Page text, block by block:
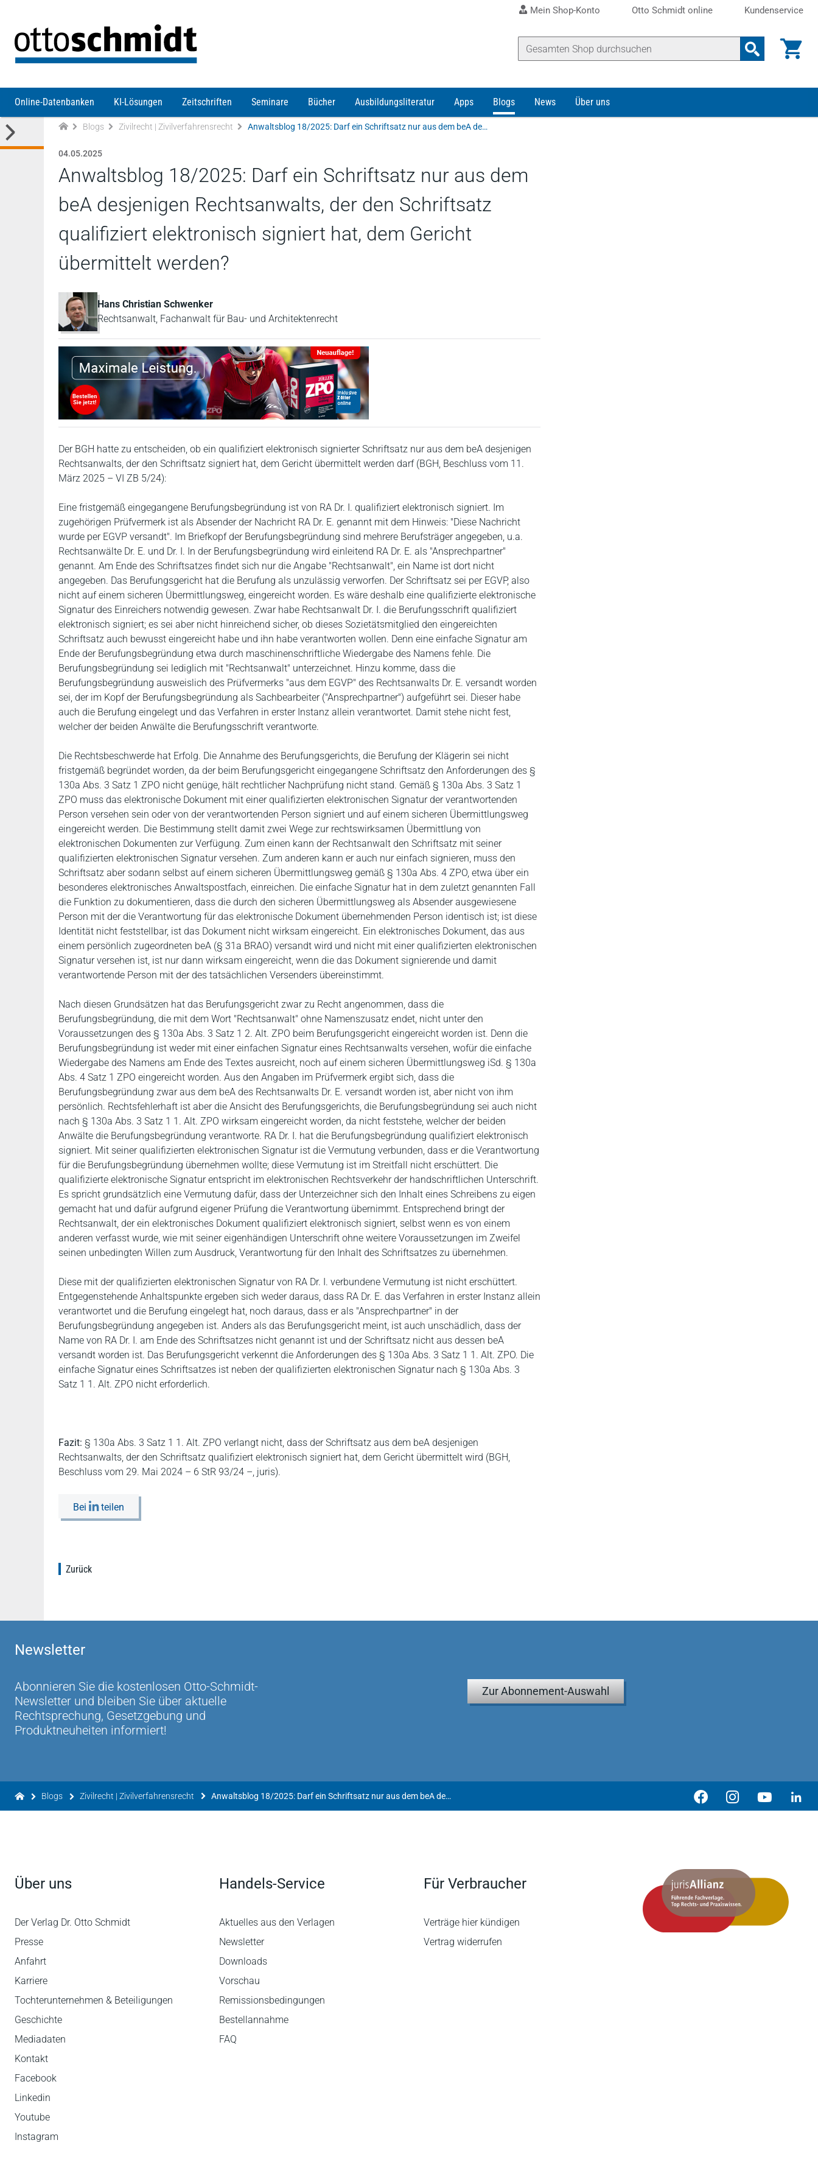
Mein Shop-Konto Otto Schmidt online Kundenservice
Online-Datenbanken KI-Lösungen Zeitschriften Seminare Bücher Ausbildungsliteratur Apps Blogs News Über uns
Blogs Zivilrecht | Zivilverfahrensrecht Anwaltsblog 18/2025: Darf ein Schriftsatz nur aus dem beA desjenigen Rechtsanwalts, der den Schriftsatz qualifiziert elektronisch signiert hat, dem Gericht übermittelt werden?
04.05.2025
Anwaltsblog 18/2025: Darf ein Schriftsatz nur aus dem
beA desjenigen Rechtsanwalts, der den Schriftsatz
qualifiziert elektronisch signiert hat, dem Gericht
übermittelt werden?
Hans Christian Schwenker
Rechtsanwalt, Fachanwalt für Bau- und Architektenrecht
Der BGH hatte zu entscheiden, ob ein qualifiziert elektronisch signierter Schriftsatz nur aus dem beA desjenigen
Rechtsanwalts, der den Schriftsatz signiert hat, dem Gericht übermittelt werden darf (BGH, Beschluss vom 11.
März 2025 – VI ZB 5/24):
Eine fristgemäß eingegangene Berufungsbegründung ist von RA Dr. I. qualifiziert elektronisch signiert. Im
zugehörigen Prüfvermerk ist als Absender der Nachricht RA Dr. E. genannt mit dem Hinweis: "Diese Nachricht
wurde per EGVP versandt". Im Briefkopf der Berufungsbegründung sind mehrere Berufsträger angegeben, u.a.
Rechtsanwälte Dr. E. und Dr. I. In der Berufungsbegründung wird einleitend RA Dr. E. als "Ansprechpartner"
genannt. Am Ende des Schriftsatzes findet sich nur die Angabe "Rechtsanwalt", ein Name ist dort nicht
angegeben. Das Berufungsgericht hat die Berufung als unzulässig verworfen. Der Schriftsatz sei per EGVP, also
nicht auf einem sicheren Übermittlungsweg, eingereicht worden. Es wäre deshalb eine qualifizierte elektronische
Signatur des Einreichers notwendig gewesen. Zwar habe Rechtsanwalt Dr. I. die Berufungsschrift qualifiziert
elektronisch signiert; es sei aber nicht hinreichend sicher, ob dieses Sozietätsmitglied den eingereichten
Schriftsatz auch bewusst eingereicht habe und ihn habe verantworten wollen. Denn eine einfache Signatur am
Ende der Berufungsbegründung etwa durch maschinenschriftliche Wiedergabe des Namens fehle. Die
Berufungsbegründung sei lediglich mit "Rechtsanwalt" unterzeichnet. Hinzu komme, dass die
Berufungsbegründung ausweislich des Prüfvermerks "aus dem EGVP" des Rechtsanwalts Dr. E. versandt worden
sei, der im Kopf der Berufungsbegründung als Sachbearbeiter ("Ansprechpartner") aufgeführt sei. Dieser habe
auch die Berufung eingelegt und das Verfahren in erster Instanz allein verantwortet. Damit stehe nicht fest,
welcher der beiden Anwälte die Berufungsschrift verantworte.
Die Rechtsbeschwerde hat Erfolg. Die Annahme des Berufungsgerichts, die Berufung der Klägerin sei nicht
fristgemäß begründet worden, da der beim Berufungsgericht eingegangene Schriftsatz den Anforderungen des §
130a Abs. 3 Satz 1 ZPO nicht genüge, hält rechtlicher Nachprüfung nicht stand. Gemäß § 130a Abs. 3 Satz 1
ZPO muss das elektronische Dokument mit einer qualifizierten elektronischen Signatur der verantwortenden
Person versehen sein oder von der verantwortenden Person signiert und auf einem sicheren Übermittlungsweg
eingereicht werden. Die Bestimmung stellt damit zwei Wege zur rechtswirksamen Übermittlung von
elektronischen Dokumenten zur Verfügung. Zum einen kann der Rechtsanwalt den Schriftsatz mit seiner
qualifizierten elektronischen Signatur versehen. Zum anderen kann er auch nur einfach signieren, muss den
Schriftsatz aber sodann selbst auf einem sicheren Übermittlungsweg gemäß § 130a Abs. 4 ZPO, etwa über ein
besonderes elektronisches Anwaltspostfach, einreichen. Die einfache Signatur hat in dem zuletzt genannten Fall
die Funktion zu dokumentieren, dass die durch den sicheren Übermittlungsweg als Absender ausgewiesene
Person mit der die Verantwortung für das elektronische Dokument übernehmenden Person identisch ist; ist diese
Identität nicht feststellbar, ist das Dokument nicht wirksam eingereicht. Ein elektronisches Dokument, das aus
einem persönlich zugeordneten beA (§ 31a BRAO) versandt wird und nicht mit einer qualifizierten elektronischen
Signatur versehen ist, ist nur dann wirksam eingereicht, wenn die das Dokument signierende und damit
verantwortende Person mit der des tatsächlichen Versenders übereinstimmt.
Nach diesen Grundsätzen hat das Berufungsgericht zwar zu Recht angenommen, dass die
Berufungsbegründung, die mit dem Wort "Rechtsanwalt" ohne Namenszusatz endet, nicht unter den
Voraussetzungen des § 130a Abs. 3 Satz 1 2. Alt. ZPO beim Berufungsgericht eingereicht worden ist. Denn die
Berufungsbegründung ist weder mit einer einfachen Signatur eines Rechtsanwalts versehen, wofür die einfache
Wiedergabe des Namens am Ende des Textes ausreicht, noch auf einem sicheren Übermittlungsweg iSd. § 130a
Abs. 4 Satz 1 ZPO eingereicht worden. Aus den Angaben im Prüfvermerk ergibt sich, dass die
Berufungsbegründung zwar aus dem beA des Rechtsanwalts Dr. E. versandt worden ist, aber nicht von ihm
persönlich. Rechtsfehlerhaft ist aber die Ansicht des Berufungsgerichts, die Berufungsbegründung sei auch nicht
nach § 130a Abs. 3 Satz 1 1. Alt. ZPO wirksam eingereicht worden, da nicht feststehe, welcher der beiden
Anwälte die Berufungsbegründung verantworte. RA Dr. I. hat die Berufungsbegründung qualifiziert elektronisch
signiert. Mit seiner qualifizierten elektronischen Signatur ist die Vermutung verbunden, dass er die Verantwortung
für die Berufungsbegründung übernehmen wollte; diese Vermutung ist im Streitfall nicht erschüttert. Die
qualifizierte elektronische Signatur entspricht im elektronischen Rechtsverkehr der handschriftlichen Unterschrift.
Es spricht grundsätzlich eine Vermutung dafür, dass der Unterzeichner sich den Inhalt eines Schreibens zu eigen
gemacht hat und dafür aufgrund eigener Prüfung die Verantwortung übernimmt. Entsprechend bringt der
Rechtsanwalt, der ein elektronisches Dokument qualifiziert elektronisch signiert, selbst wenn es von einem
anderen verfasst wurde, wie mit seiner eigenhändigen Unterschrift ohne weitere Voraussetzungen im Zweifel
seinen unbedingten Willen zum Ausdruck, Verantwortung für den Inhalt des Schriftsatzes zu übernehmen.
Diese mit der qualifizierten elektronischen Signatur von RA Dr. I. verbundene Vermutung ist nicht erschüttert.
Entgegenstehende Anhaltspunkte ergeben sich weder daraus, dass RA Dr. E. das Verfahren in erster Instanz allein
verantwortet und die Berufung eingelegt hat, noch daraus, dass er als "Ansprechpartner" in der
Berufungsbegründung angegeben ist. Anders als das Berufungsgericht meint, ist auch unschädlich, dass der
Name von RA Dr. I. am Ende des Schriftsatzes nicht genannt ist und der Schriftsatz nicht aus dessen beA
versandt worden ist. Das Berufungsgericht verkennt die Anforderungen des § 130a Abs. 3 Satz 1 1. Alt. ZPO. Die
einfache Signatur eines Schriftsatzes ist neben der qualifizierten elektronischen Signatur nach § 130a Abs. 3
Satz 1 1. Alt. ZPO nicht erforderlich.
Fazit: § 130a Abs. 3 Satz 1 1. Alt. ZPO verlangt nicht, dass der Schriftsatz aus dem beA desjenigen
Rechtsanwalts, der den Schriftsatz qualifiziert elektronisch signiert hat, dem Gericht übermittelt wird (BGH,
Beschluss vom 29. Mai 2024 – 6 StR 93/24 –, juris).
Bei teilen
Zurück
Newsletter
Abonnieren Sie die kostenlosen Otto-Schmidt-
Newsletter und bleiben Sie über aktuelle
Rechtsprechung, Gesetzgebung und
Produktneuheiten informiert!
Zur Abonnement-Auswahl
Blogs Zivilrecht | Zivilverfahrensrecht Anwaltsblog 18/2025: Darf ein Schriftsatz nur aus dem beA desjenigen Rechtsanwalts, der den Schriftsatz qualifiziert elektronisch signiert hat, dem Gericht übermittelt werden?
Über uns
Der Verlag Dr. Otto Schmidt
Presse
Anfahrt
Karriere
Tochterunternehmen & Beteiligungen
Geschichte
Mediadaten
Kontakt
Facebook
Linkedin
Youtube
Instagram
Handels-Service
Aktuelles aus den Verlagen
Newsletter
Downloads
Vorschau
Remissionsbedingungen
Bestellannahme
FAQ
Für Verbraucher
Verträge hier kündigen
Vertrag widerrufen